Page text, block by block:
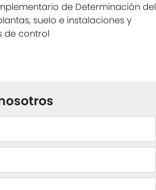
de Determinación del
suelo e instalaciones y
de control